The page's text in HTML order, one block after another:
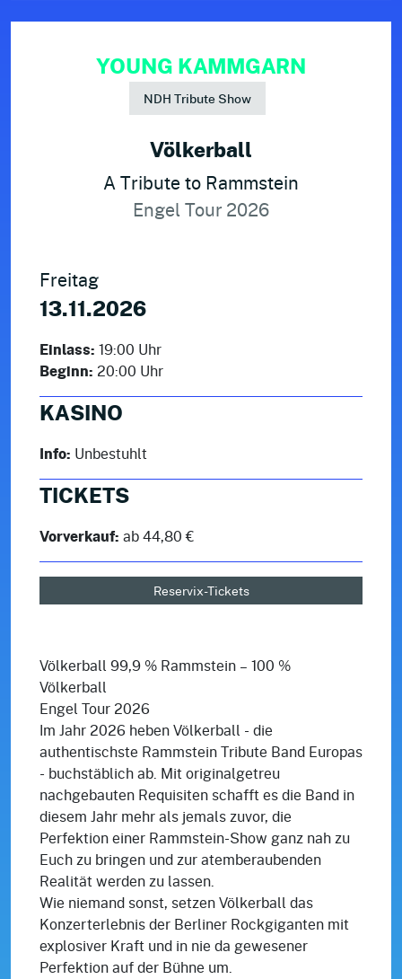
YOUNG KAMMGARN
NDH Tribute Show
Völkerball
A Tribute to Rammstein
Engel Tour 2026
Freitag
13.11.2026
Einlass: 19:00 Uhr
Beginn: 20:00 Uhr
KASINO
Info: Unbestuhlt
TICKETS
Vorverkauf: ab 44,80 €
Reservix-Tickets
Völkerball 99,9 % Rammstein – 100 %
Völkerball
Engel Tour 2026
Im Jahr 2026 heben Völkerball - die
authentischste Rammstein Tribute Band Europas
- buchstäblich ab. Mit originalgetreu
nachgebauten Requisiten schafft es die Band in
diesem Jahr mehr als jemals zuvor, die
Perfektion einer Rammstein-Show ganz nah zu
Euch zu bringen und zur atemberaubenden
Realität werden zu lassen.
Wie niemand sonst, setzen Völkerball das
Konzerterlebnis der Berliner Rockgiganten mit
explosiver Kraft und in nie da gewesener
Perfektion auf der Bühne um.